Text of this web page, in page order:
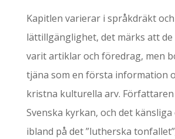
Kapitlen varierar i språkdräkt och
lättillgänglighet, det märks att
varit artiklar och föredrag, men
tjäna som en första information
kristna kulturella arv.
Svenska kyrkan, och det
ibland på det ”lutherska